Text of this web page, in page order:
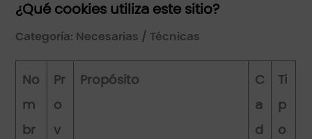
¿Qué cookies utiliza este sitio?
Categoría: Necesarias / Técnicas
No
m
br
Pr
o
v
Propósito
C
a
d
Ti
p
o